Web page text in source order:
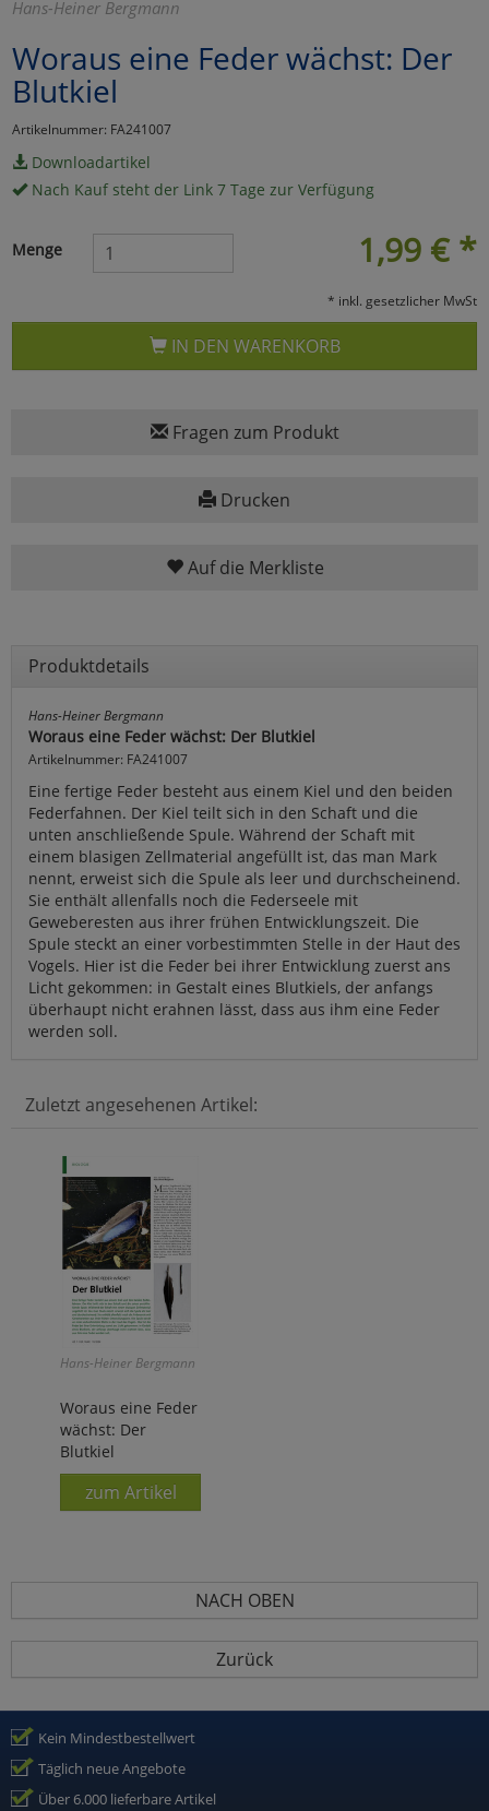
Hans-Heiner Bergmann
Woraus eine Feder wächst: Der
Blutkiel
Artikelnummer: FA241007
Downloadartikel
Nach Kauf steht der Link 7 Tage zur Verfügung
1,99 € *
Menge
* inkl. gesetzlicher MwSt
IN DEN WARENKORB
Fragen zum Produkt
Drucken
Auf die Merkliste
Produktdetails
Hans-Heiner Bergmann
Woraus eine Feder wächst: Der Blutkiel
Artikelnummer: FA241007
Eine fertige Feder besteht aus einem Kiel und den beiden
Federfahnen. Der Kiel teilt sich in den Schaft und die
unten anschließende Spule. Während der Schaft mit
einem blasigen Zellmaterial angefüllt ist, das man Mark
nennt, erweist sich die Spule als leer und durchscheinend.
Sie enthält allenfalls noch die Federseele mit
Geweberesten aus ihrer frühen Entwicklungszeit. Die
Spule steckt an einer vorbestimmten Stelle in der Haut des
Vogels. Hier ist die Feder bei ihrer Entwicklung zuerst ans
Licht gekommen: in Gestalt eines Blutkiels, der anfangs
überhaupt nicht erahnen lässt, dass aus ihm eine Feder
werden soll.
Zuletzt angesehenen Artikel:
Hans-Heiner Bergmann
Woraus eine Feder
wächst: Der
Blutkiel
zum Artikel
NACH OBEN
Zurück
Kein Mindestbestellwert
Täglich neue Angebote
Über 6.000 lieferbare Artikel
Umfragetools
Cookies
Alle Akzeptieren
Cookies
Einstellungen speichern
zurück